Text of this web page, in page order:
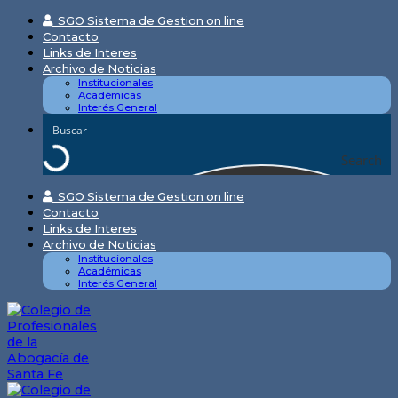
Skip
content
SGO Sistema de Gestion on line
Contacto
Links de Interes
Archivo de Noticias
Institucionales
Académicas
Interés General
Search
SGO Sistema de Gestion on line
Contacto
Links de Interes
Archivo de Noticias
Institucionales
Académicas
Interés General